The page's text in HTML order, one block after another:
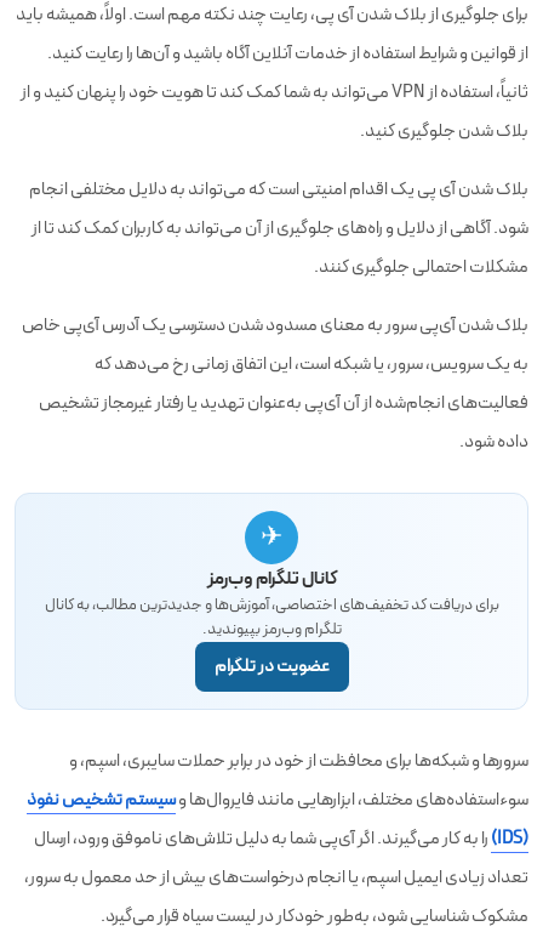
برای جلوگیری از بلاک شدن آی پی، رعایت چند نکته مهم است. اولاً، همیشه باید
از قوانین و شرایط استفاده از خدمات آنلاین آگاه باشید و آن‌ها را رعایت کنید.
ثانیاً، استفاده از VPN می‌تواند به شما کمک کند تا هویت خود را پنهان کنید و از
بلاک شدن جلوگیری کنید.
بلاک شدن آی پی یک اقدام امنیتی است که می‌تواند به دلایل مختلفی انجام
شود. آگاهی از دلایل و راه‌های جلوگیری از آن می‌تواند به کاربران کمک کند تا از
مشکلات احتمالی جلوگیری کنند.
بلاک شدن آی‌پی سرور به معنای مسدود شدن دسترسی یک آدرس آی‌پی خاص
به یک سرویس، سرور، یا شبکه است، این اتفاق زمانی رخ می‌دهد که
فعالیت‌های انجام‌شده از آن آی‌پی به‌عنوان تهدید یا رفتار غیرمجاز تشخیص
داده شود.
✈
کانال تلگرام وب‌رمز
برای دریافت کد تخفیف‌های اختصاصی، آموزش‌ها و جدیدترین مطالب، به کانال
تلگرام وب‌رمز بپیوندید.
عضویت در تلگرام
سرورها و شبکه‌ها برای محافظت از خود در برابر حملات سایبری، اسپم، و
سوءاستفاده‌های مختلف، ابزارهایی مانند فایروال‌ها وسیستم‌ تشخیص نفوذ
(IDS)
را به کار می‌گیرند. اگر آی‌پی شما به دلیل تلاش‌های ناموفق ورود، ارسال
تعداد زیادی ایمیل اسپم، یا انجام درخواست‌های بیش از حد معمول به سرور،
مشکوک شناسایی شود، به‌طور خودکار در لیست سیاه قرار می‌گیرد.